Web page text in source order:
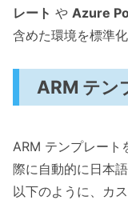
レート や Azure
含めた環境を標準化
ARM テン
ARM テンプレート
際に自動的に日本
以下のように、カ